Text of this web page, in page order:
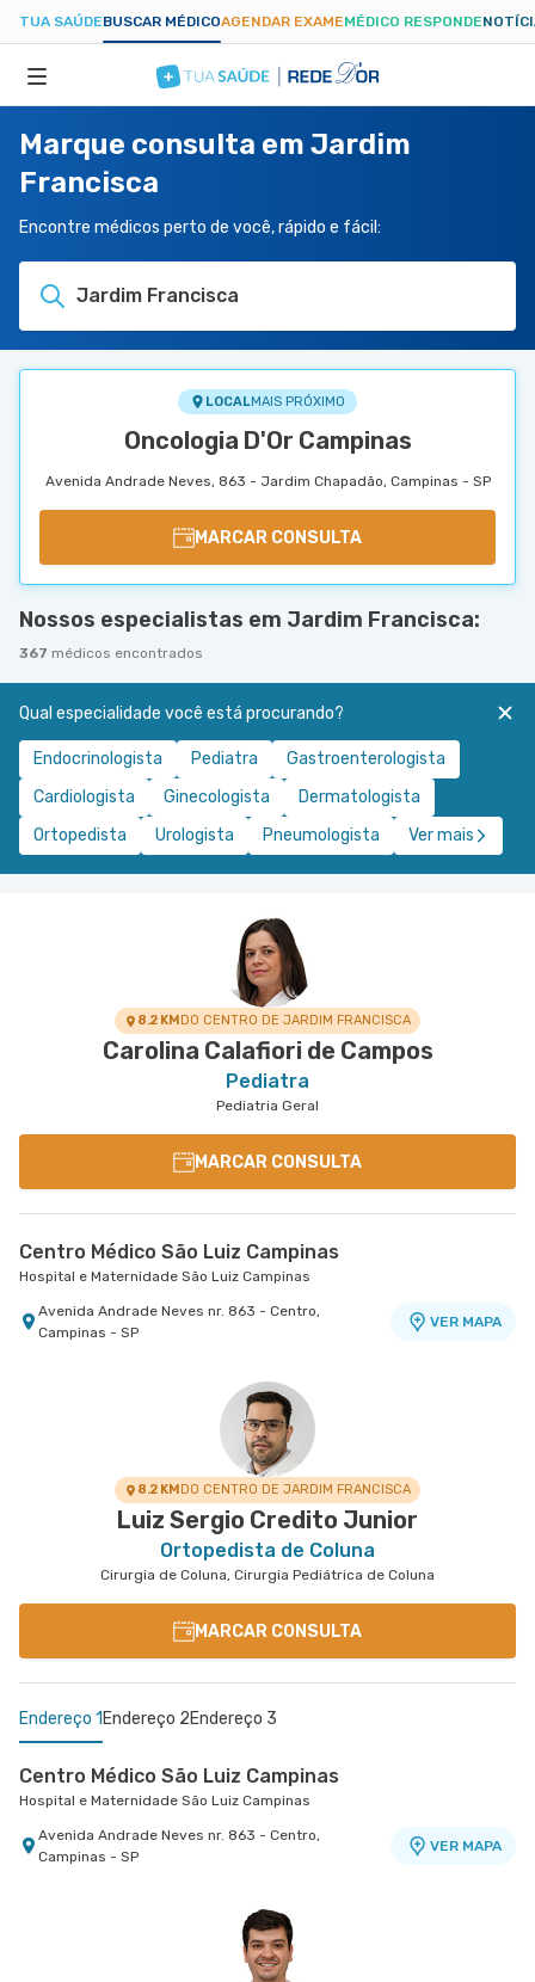
TUA SAÚDEBUSCAR MÉDICOAGENDAR EXAMEMÉDICO RESPONDE
ESPECIALIDADES
HOSPITAIS
TUASAUDE.COM
Marque consulta em Jardim
Francisca
Encontre médicos perto de você, rápido e fácil:
Jardim Francisca
LOCALMAIS PRÓXIMO
Oncologia D'Or Campinas
Avenida Andrade Neves, 863 - Jardim Chapadão, Campinas - SP
MARCAR CONSULTA
Nossos especialistas em Jardim Francisca:
367 médicos encontrados
Qual especialidade você está procurando?
Endocrinologista Pediatra
Gastroenterologista
Cardiologista
Ginecologista
Dermatologista
Ortopedista
Urologista Pneumologista Ver mais
8.2 KMDO CENTRO DE JARDIM FRANCISCA
Carolina Calafiori de Campos
Pediatra
Pediatria Geral
MARCAR CONSULTA
Centro Médico São Luiz Campinas
Hospital e Maternidade São Luiz Campinas
Avenida Andrade Neves nr. 863 - Centro,
Campinas - SP
VER MAPA
8.2 KMDO CENTRO DE JARDIM FRANCISCA
Luiz Sergio Credito Junior
Ortopedista de Coluna
Cirurgia de Coluna, Cirurgia Pediátrica de Coluna
MARCAR CONSULTA
Endereço 1 Endereço 2Endereço 3
Centro Médico São Luiz Campinas
Hospital e Maternidade São Luiz Campinas
Avenida Andrade Neves nr. 863 - Centro,
Campinas - SP
VER MAPA
Avenida Dionysia Alves Barreto nr. 678 - Vila
Estrada de Itapecerica nr. 4617 - Capao